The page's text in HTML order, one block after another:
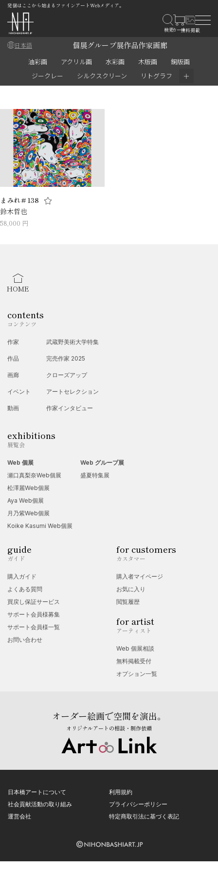
発信はここから始まるファインアートWebメディア。
日本語 個展グループ展作品作家画廊
油彩画 アクリル画 水彩画 木版画
銅版画
ジークレー
シルクスクリーン リトグラフ ＋
まみれ＃138
鈴木哲也
58,000 円
HOME
contents
コンテンツ
作家
作品
画廊
イベント
動画
武蔵野美術大学特集
完売作家 2025
クローズアップ
アートセレクション
作家インタビュー
exhibitions
展覧会
Web 個展
瀬口真梨奈Web個展
松澤麗Web個展
Aya Web個展
月乃紫Web個展
Koike Kasumi Web個展
Web グループ展
盛夏特集展
guide
ガイド
購入ガイド
よくある質問
買戻し保証サービス
サポート会員様募集
サポート会員様一覧
お問い合わせ
for customers
カスタマー
購入者マイページ
お気に入り
閲覧履歴
for artist
アーティスト
Web 個展相談
無料掲載受付
オプション一覧
オーダー絵画で空間を演出。
オリジナルアートの相談・制作依頼
日本橋アートについて
社会貢献活動の取り組み
運営会社
利用規約
プライバシーポリシー
特定商取引法に基づく表記